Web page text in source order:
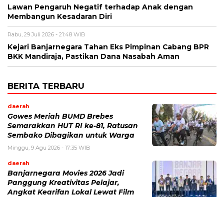
Lawan Pengaruh Negatif terhadap Anak dengan
Membangun Kesadaran Diri
Rabu, 29 Juli 2026 - 21:48 WIB
Kejari Banjarnegara Tahan Eks Pimpinan Cabang BPR
BKK Mandiraja, Pastikan Dana Nasabah Aman
BERITA TERBARU
daerah
Gowes Meriah BUMD Brebes
Semarakkan HUT RI ke-81, Ratusan
Sembako Dibagikan untuk Warga
Minggu, 9 Agu 2026 - 17:35 WIB
daerah
Banjarnegara Movies 2026 Jadi
Panggung Kreativitas Pelajar,
Angkat Kearifan Lokal Lewat Film